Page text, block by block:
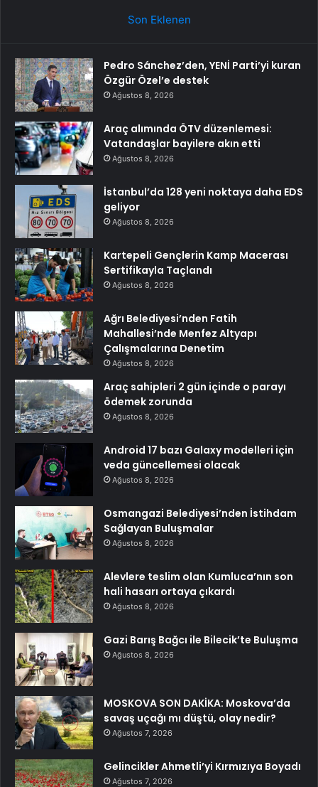
Son Eklenen
Pedro Sánchez’den, YENİ Parti’yi kuran
Özgür Özel’e destek
Ağustos 8, 2026
Araç alımında ÖTV düzenlemesi:
Vatandaşlar bayilere akın etti
Ağustos 8, 2026
İstanbul’da 128 yeni noktaya daha EDS
geliyor
Ağustos 8, 2026
Kartepeli Gençlerin Kamp Macerası
Sertifikayla Taçlandı
Ağustos 8, 2026
Ağrı Belediyesi’nden Fatih
Mahallesi’nde Menfez Altyapı
Çalışmalarına Denetim
Ağustos 8, 2026
Araç sahipleri 2 gün içinde o parayı
ödemek zorunda
Ağustos 8, 2026
Android 17 bazı Galaxy modelleri için
veda güncellemesi olacak
Ağustos 8, 2026
Osmangazi Belediyesi’nden İstihdam
Sağlayan Buluşmalar
Ağustos 8, 2026
Alevlere teslim olan Kumluca’nın son
hali hasarı ortaya çıkardı
Ağustos 8, 2026
Gazi Barış Bağcı ile Bilecik’te Buluşma
Ağustos 8, 2026
MOSKOVA SON DAKİKA: Moskova’da
savaş uçağı mı düştü, olay nedir?
Ağustos 7, 2026
Gelincikler Ahmetli’yi Kırmızıya Boyadı
Ağustos 7, 2026